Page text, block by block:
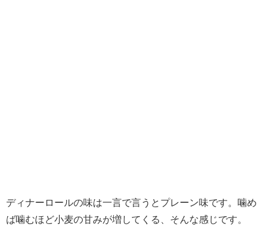
ディナーロールの味は一言で言うとプレーン味です。噛め
ば噛むほど小麦の甘みが増してくる、そんな感じです。